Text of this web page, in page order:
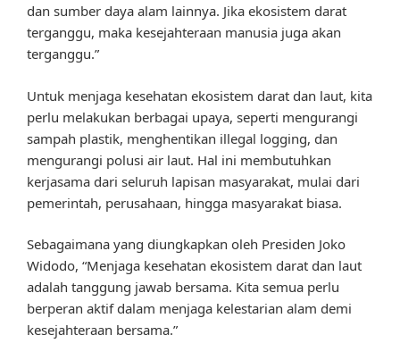
dan sumber daya alam lainnya. Jika ekosistem darat
terganggu, maka kesejahteraan manusia juga akan
terganggu.”
Untuk menjaga kesehatan ekosistem darat dan laut, kita
perlu melakukan berbagai upaya, seperti mengurangi
sampah plastik, menghentikan illegal logging, dan
mengurangi polusi air laut. Hal ini membutuhkan
kerjasama dari seluruh lapisan masyarakat, mulai dari
pemerintah, perusahaan, hingga masyarakat biasa.
Sebagaimana yang diungkapkan oleh Presiden Joko
Widodo, “Menjaga kesehatan ekosistem darat dan laut
adalah tanggung jawab bersama. Kita semua perlu
berperan aktif dalam menjaga kelestarian alam demi
kesejahteraan bersama.”